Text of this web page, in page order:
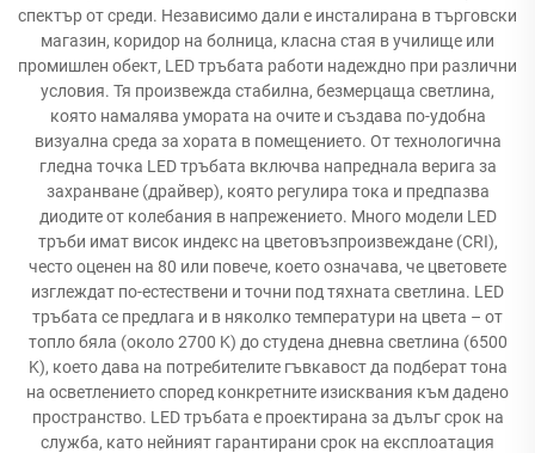
спектър от среди. Независимо дали е инсталирана в търговски
магазин, коридор на болница, класна стая в училище или
промишлен обект, LED тръбата работи надеждно при различни
условия. Тя произвежда стабилна, безмерцаща светлина,
която намалява умората на очите и създава по-удобна
визуална среда за хората в помещението. От технологична
гледна точка LED тръбата включва напреднала верига за
захранване (драйвер), която регулира тока и предпазва
диодите от колебания в напрежението. Много модели LED
тръби имат висок индекс на цветовъзпроизвеждане (CRI),
често оценен на 80 или повече, което означава, че цветовете
изглеждат по-естествени и точни под тяхната светлина. LED
тръбата се предлага и в няколко температури на цвета – от
топло бяла (около 2700 K) до студена дневна светлина (6500
K), което дава на потребителите гъвкавост да подберат тона
на осветлението според конкретните изисквания към дадено
пространство. LED тръбата е проектирана за дълъг срок на
служба, като нейният гарантирани срок на експлоатация